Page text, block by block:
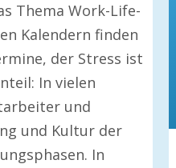
Thema Work-Life-
Kalendern finden
der Stress ist
In vielen
und
und Kultur der
In